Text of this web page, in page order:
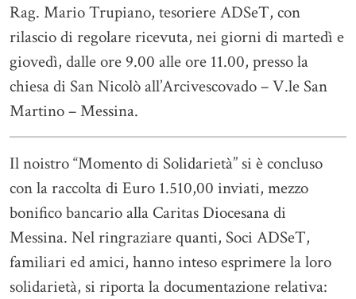
Rag. Mario Trupiano, tesoriere ADSeT, con
rilascio di regolare ricevuta, nei giorni di martedì e
giovedì, dalle ore 9.00 alle ore 11.00, presso la
chiesa di San Nicolò all’Arcivescovado – V.le San
Martino – Messina.
Il noistro “Momento di Solidarietà” si è concluso
con la raccolta di Euro 1.510,00 inviati, mezzo
bonifico bancario alla Caritas Diocesana di
Messina. Nel ringraziare quanti, Soci ADSeT,
familiari ed amici, hanno inteso esprimere la loro
solidarietà, si riporta la documentazione relativa: